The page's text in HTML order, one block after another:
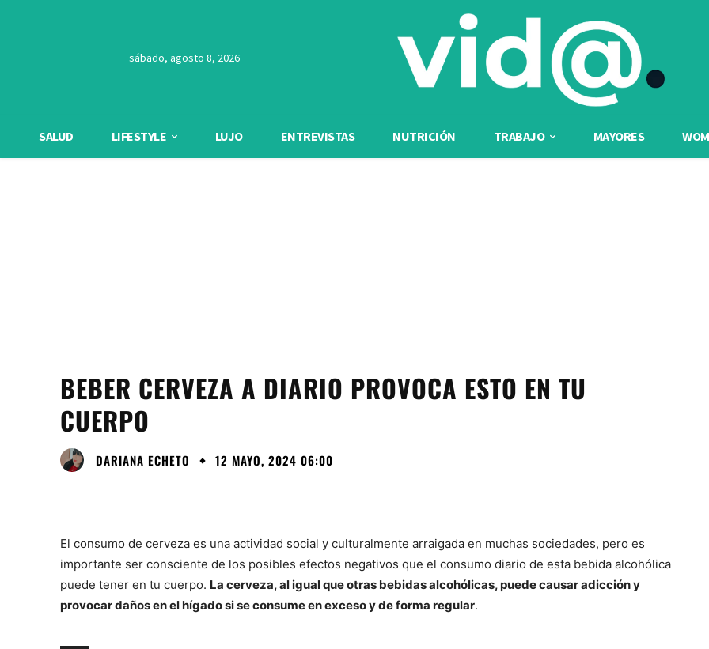
sábado, agosto 8, 2026
SALUD LIFESTYLE LUJO ENTREVISTAS NUTRICIÓN TRABAJO MAYORES
BEBER CERVEZA A DIARIO PROVOCA ESTO EN TU
CUERPO
DARIANA ECHETO 12 MAYO, 2024 06:00
El consumo de cerveza es una actividad social y culturalmente arraigada en muchas sociedades, pero es
importante ser consciente de los posibles efectos negativos que el consumo diario de esta bebida alcohólica
puede tener en tu cuerpo. La cerveza, al igual que otras bebidas alcohólicas, puede causar adicción y
provocar daños en el hígado si se consume en exceso y de forma regular.